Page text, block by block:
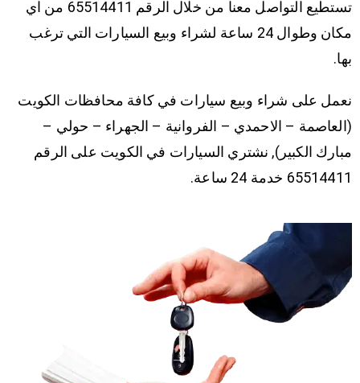
تستطيع التواصل معنا من خلال الرقم 65514411 من اي
مكان وطوال 24 ساعة لشراء وبيع السيارات التي ترغب
بها.
نعمل على شراء وبيع سيارات في كافة محافظات الكويت
(العاصمة – الاحمدي – الفروانية – الجهراء – حولي –
مبارك الكبير), نشتري السيارات في الكويت على الرقم
65514411 خدمة 24 ساعة.